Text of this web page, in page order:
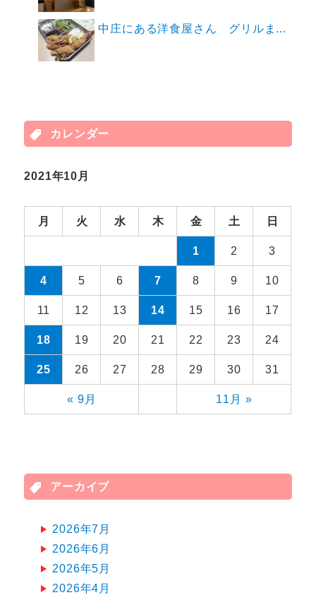
中庄にある洋食屋さん グリルま...
カレンダー
2021年10月
月 火 水 木 金 土 日
« 9月 11月 »
1 2 3
4 5 6 7 8 9 10
11 12 13 14 15 16 17
18 19 20 21 22 23 24
25 26 27 28 29 30 31
アーカイブ
2026年7月
2026年6月
2026年5月
2026年4月